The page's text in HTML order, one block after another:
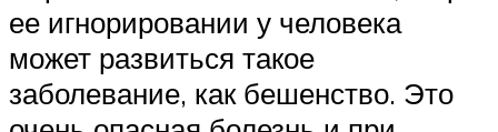
ее игнорировании у человека
может развиться такое
заболевание, как бешенство. Это